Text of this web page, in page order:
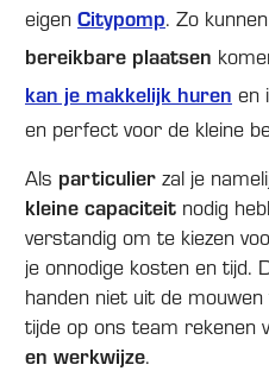
eigen Citypomp. Zo
bereikbare plaatsen
kan je makkelijk huren en
en perfect voor de kleine
Als particulier zal je
kleine capaciteit nodig
verstandig om te kiezen
je onnodige kosten en tijd.
handen niet uit de
tijde op ons team rekenen
en werkwijze.